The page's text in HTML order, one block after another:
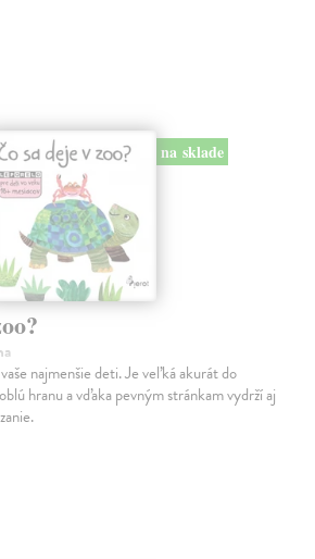
na sklade
najmenšie deti. Je veľká akurát do
hranu a vďaka pevným stránkam vydrží aj